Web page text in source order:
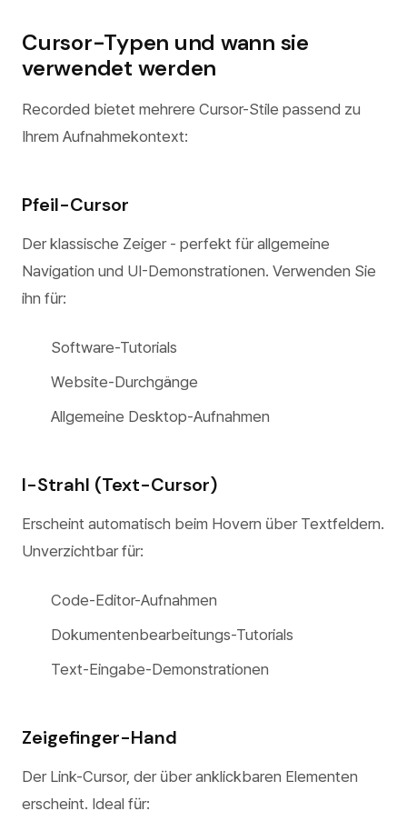
Cursor-Typen und wann sie
verwendet werden
Recorded bietet mehrere Cursor-Stile passend zu
Ihrem Aufnahmekontext:
Pfeil-Cursor
Der klassische Zeiger - perfekt für allgemeine
Navigation und UI-Demonstrationen. Verwenden Sie
ihn für:
Software-Tutorials
Website-Durchgänge
Allgemeine Desktop-Aufnahmen
I-Strahl (Text-Cursor)
Erscheint automatisch beim Hovern über Textfeldern.
Unverzichtbar für:
Code-Editor-Aufnahmen
Dokumentenbearbeitungs-Tutorials
Text-Eingabe-Demonstrationen
Zeigefinger-Hand
Der Link-Cursor, der über anklickbaren Elementen
erscheint. Ideal für: